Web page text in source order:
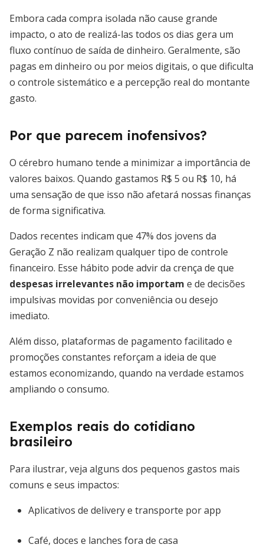
Embora cada compra isolada não cause grande
impacto, o ato de realizá-las todos os dias gera um
fluxo contínuo de saída de dinheiro. Geralmente, são
pagas em dinheiro ou por meios digitais, o que dificulta
o controle sistemático e a percepção real do montante
gasto.
Por que parecem inofensivos?
O cérebro humano tende a minimizar a importância de
valores baixos. Quando gastamos R$ 5 ou R$ 10, há
uma sensação de que isso não afetará nossas finanças
de forma significativa.
Dados recentes indicam que 47% dos jovens da
Geração Z não realizam qualquer tipo de controle
financeiro. Esse hábito pode advir da crença de que
despesas irrelevantes não importam e de decisões
impulsivas movidas por conveniência ou desejo
imediato.
Além disso, plataformas de pagamento facilitado e
promoções constantes reforçam a ideia de que
estamos economizando, quando na verdade estamos
ampliando o consumo.
Exemplos reais do cotidiano
brasileiro
Para ilustrar, veja alguns dos pequenos gastos mais
comuns e seus impactos:
Aplicativos de delivery e transporte por app
Café, doces e lanches fora de casa